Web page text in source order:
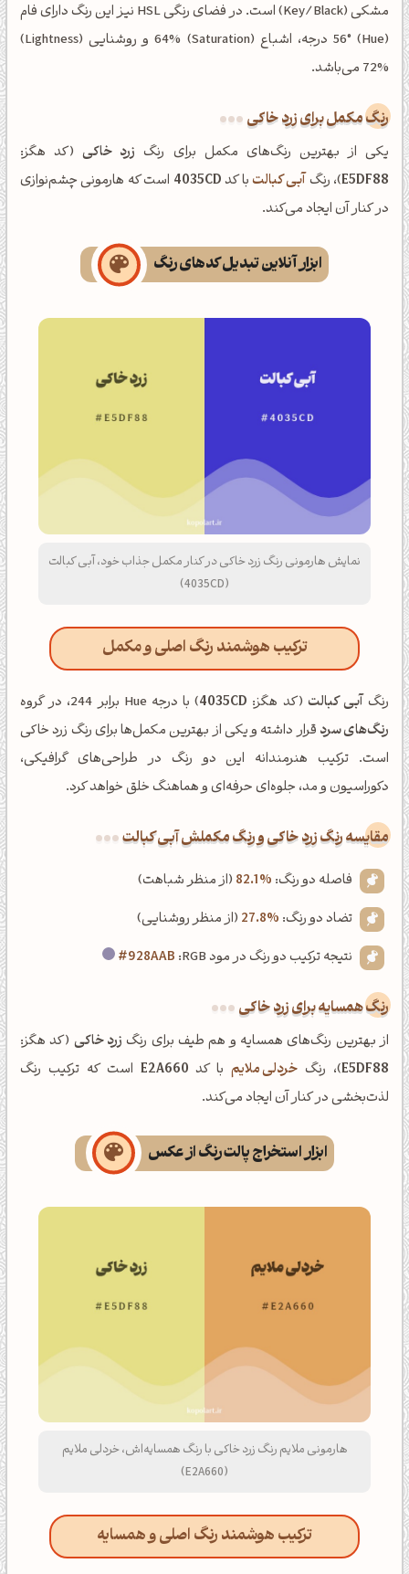
مشکی (Key/Black) است. در فضای رنگی HSL نیز این رنگ دارای فام
(Hue) 56° درجه، اشباع (Saturation) 64% و روشنایی (Lightness)
72% می‌باشد.
رنگ مکمل برای زرد خاکی
یکی از بهترین رنگ‌های مکمل برای رنگ زرد خاکی(کد هگز:
E5DF88)، رنگ آبی کبالتبا کد4035CD است که هارمونی چشم‌نوازی
در کنار آن ایجاد می‌کند.
ابزار آنلاین تبدیل کدهای رنگ
نمایش هارمونی رنگ زرد خاکی در کنار مکمل جذاب خود، آبی کبالت
(4035CD)
ترکیب هوشمند رنگ اصلی و مکمل
رنگآبی کبالت (کد هگز: 4035CD) با درجه Hue برابر 244، در گروه
رنگ‌های سرد قرار داشته و یکی از بهترین مکمل‌ها برای رنگ زرد خاکی
است. ترکیب هنرمندانه این دو رنگ در طراحی‌های گرافیکی،
دکوراسیون و مد، جلوه‌ای حرفه‌ای و هماهنگ خلق خواهد کرد.
‌مقایسه رنگ زرد خاکی و رنگ مکملش آبی کبالت
فاصله دو رنگ: 82.1% (از منظر شباهت)
تضاد دو رنگ: 27.8% (از منظر روشنایی)
نتیجه ترکیب دو رنگ در مود RGB:
#928AAB
رنگ همسایه برای زرد خاکی
از بهترین رنگ‌های همسایه و هم طیف برای رنگ زرد خاکی (کد هگز:
E5DF88)، رنگ خردلی ملایمبا کد E2A660 است که ترکیب رنگ
لذت‌بخشی در کنار آن ایجاد می‌کند.
ابزار استخراج پالت رنگ از عکس
هارمونی ملایم رنگ زرد خاکی با رنگ همسایه‌اش، خردلی ملایم
(E2A660)
ترکیب هوشمند رنگ اصلی و همسایه